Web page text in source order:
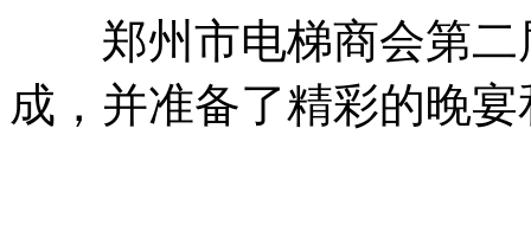
郑州市电梯商会第二
成，并准备了精彩的晚